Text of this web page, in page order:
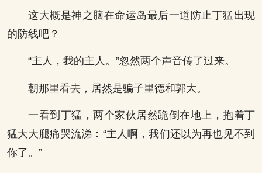
这大概是神之脑在命运岛最后一道防止丁猛出现
的防线吧？
“主人，我的主人。”忽然两个声音传了过来。
朝那里看去，居然是骗子里德和郭大。
一看到丁猛，两个家伙居然跪倒在地上，抱着丁
猛大大腿痛哭流涕：“主人啊，我们还以为再也见不到
你了。”